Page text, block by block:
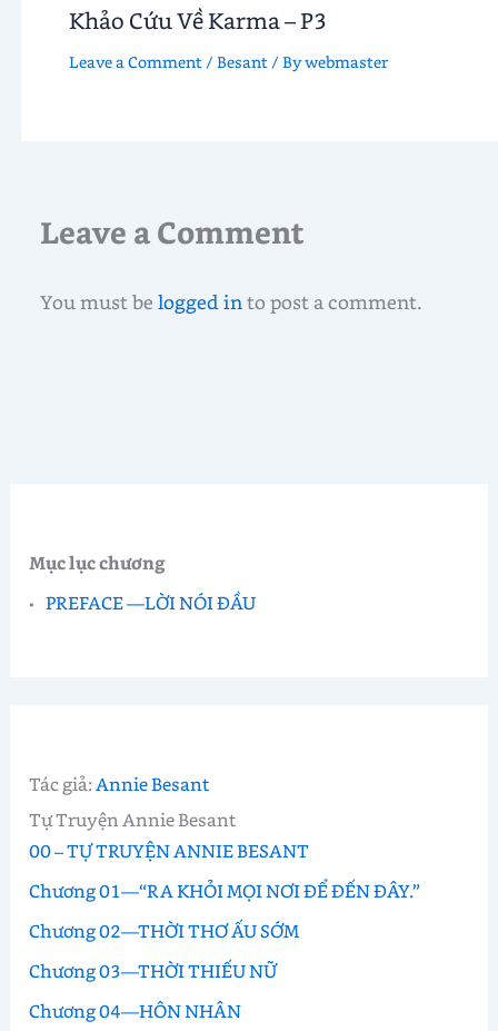
Khảo Cứu Về Karma – P3
Leave a Comment / Besant/ Bywebmaster
Leave a Comment
You must belogged in to post a comment.
Mục lục chương
PREFACE —LỜI NÓI ĐẦU
Tác giả: Annie Besant
Tự Truyện Annie Besant
00 – TỰ TRUYỆN ANNIE BESANT
Chương 01—“RA KHỎI MỌI NƠI ĐỂ ĐẾN ĐÂY.”
Chương 02—THỜI THƠ ẤU SỚM
Chương 03—THỜI THIẾU NỮ
Chương 04—HÔN NHÂN